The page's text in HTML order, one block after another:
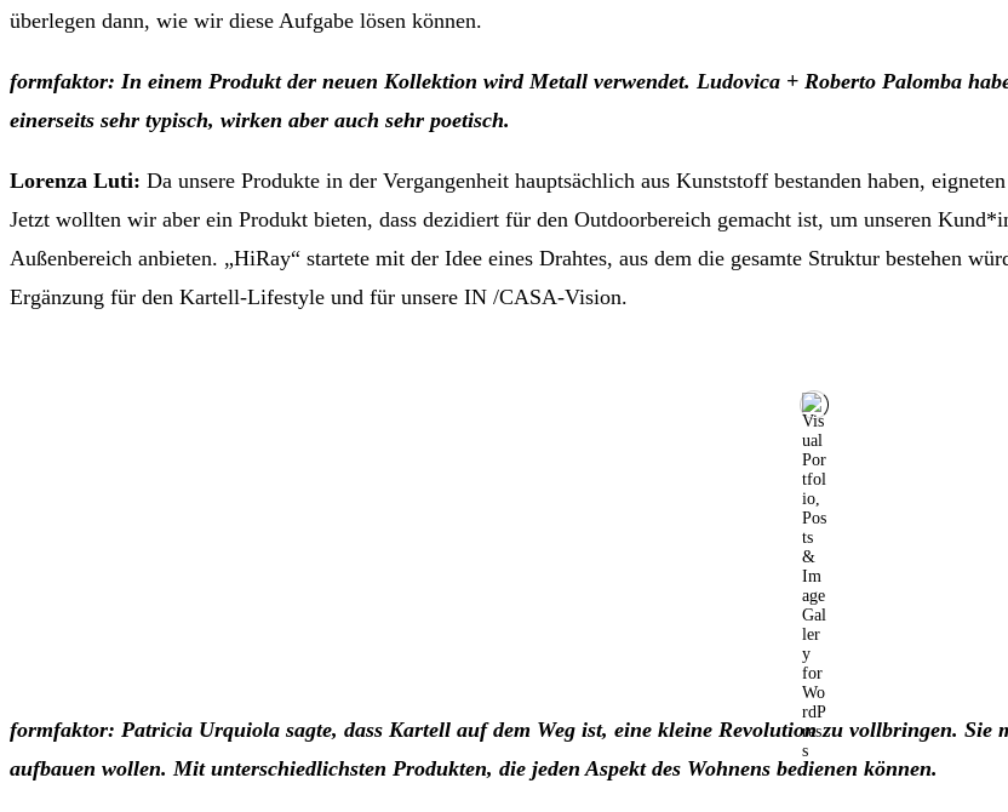
überlegen dann, wie wir diese Aufgabe lösen können.
formfaktor: In einem Produkt der neuen Kollektion wird Metall verwendet. Ludovica + Roberto Palomba
einerseits sehr typisch, wirken aber auch sehr poetisch.
Lorenza Luti: Da unsere Produkte in der Vergangenheit hauptsächlich aus Kunststoff bestanden haben,
Jetzt wollten wir aber ein Produkt bieten, dass dezidiert für den Outdoorbereich gemacht ist, um unseren
Außenbereich anbieten. „HiRay“ startete mit der Idee eines Drahtes, aus dem die gesamte Struktur bestehen
Ergänzung für den Kartell-Lifestyle und für unsere IN /CASA-Vision.
formfaktor: Patricia Urquiola sagte, dass Kartell auf dem Weg ist, eine kleine Revolution zu vollbringen. Sie
aufbauen wollen. Mit unterschiedlichsten Produkten, die jeden Aspekt des Wohnens bedienen können.